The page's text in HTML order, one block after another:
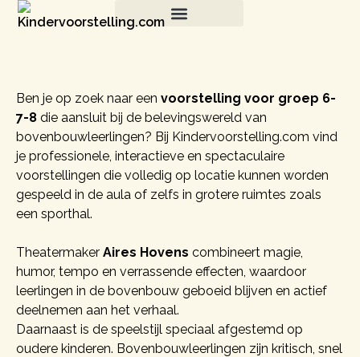
Contact
Ben je op zoek naar een voorstelling voor groep 6-
7-8 die aansluit bij de belevingswereld van
bovenbouwleerlingen? Bij Kindervoorstelling.com vind
je professionele, interactieve en spectaculaire
voorstellingen die volledig op locatie kunnen worden
gespeeld in de aula of zelfs in grotere ruimtes zoals
een sporthal.
Theatermaker Aires Hovens combineert magie,
humor, tempo en verrassende effecten, waardoor
leerlingen in de bovenbouw geboeid blijven en actief
deelnemen aan het verhaal.
Daarnaast is de speelstijl speciaal afgestemd op
oudere kinderen. Bovenbouwleerlingen zijn kritisch, snel